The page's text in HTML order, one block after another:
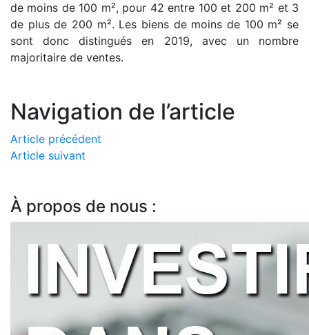
de moins de 100 m², pour 42 entre 100 et 200 m² et 3
de plus de 200 m². Les biens de moins de 100 m² se
sont donc distingués en 2019, avec un nombre
majoritaire de ventes.
Navigation de l’article
Article précédent
Article suivant
À propos de nous :